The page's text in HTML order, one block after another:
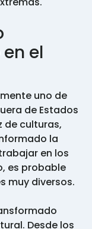
el
uno de
de Estados
de culturas,
la
en los
es probable
muy diversos.
Desde los